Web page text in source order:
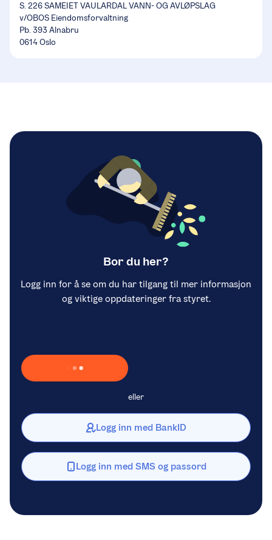
S. 226 SAMEIET VAULARDAL VANN- OG AVLØPSLAG
v/OBOS Eiendomsforvaltning
Pb. 393 Alnabru
0614 Oslo
Bor du her?
Logg inn for å se om du har tilgang til mer informasjon
og viktige oppdateringer fra styret.
Laster inn Vipps …
eller
Logg inn med BankID
Logg inn med SMS og passord